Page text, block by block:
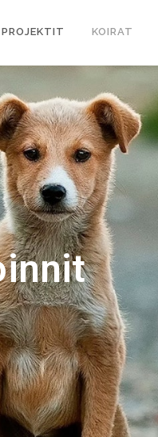
PROJEKTIT KOIRAT